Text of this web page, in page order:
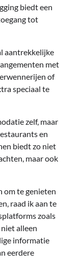
biedt een
tot
aantrekkelijke
met
of
speciaal te
zelf, maar
en
biedt zo niet
maar ook
om te genieten
raad ik aan te
zoals
alleen
informatie
eerdere